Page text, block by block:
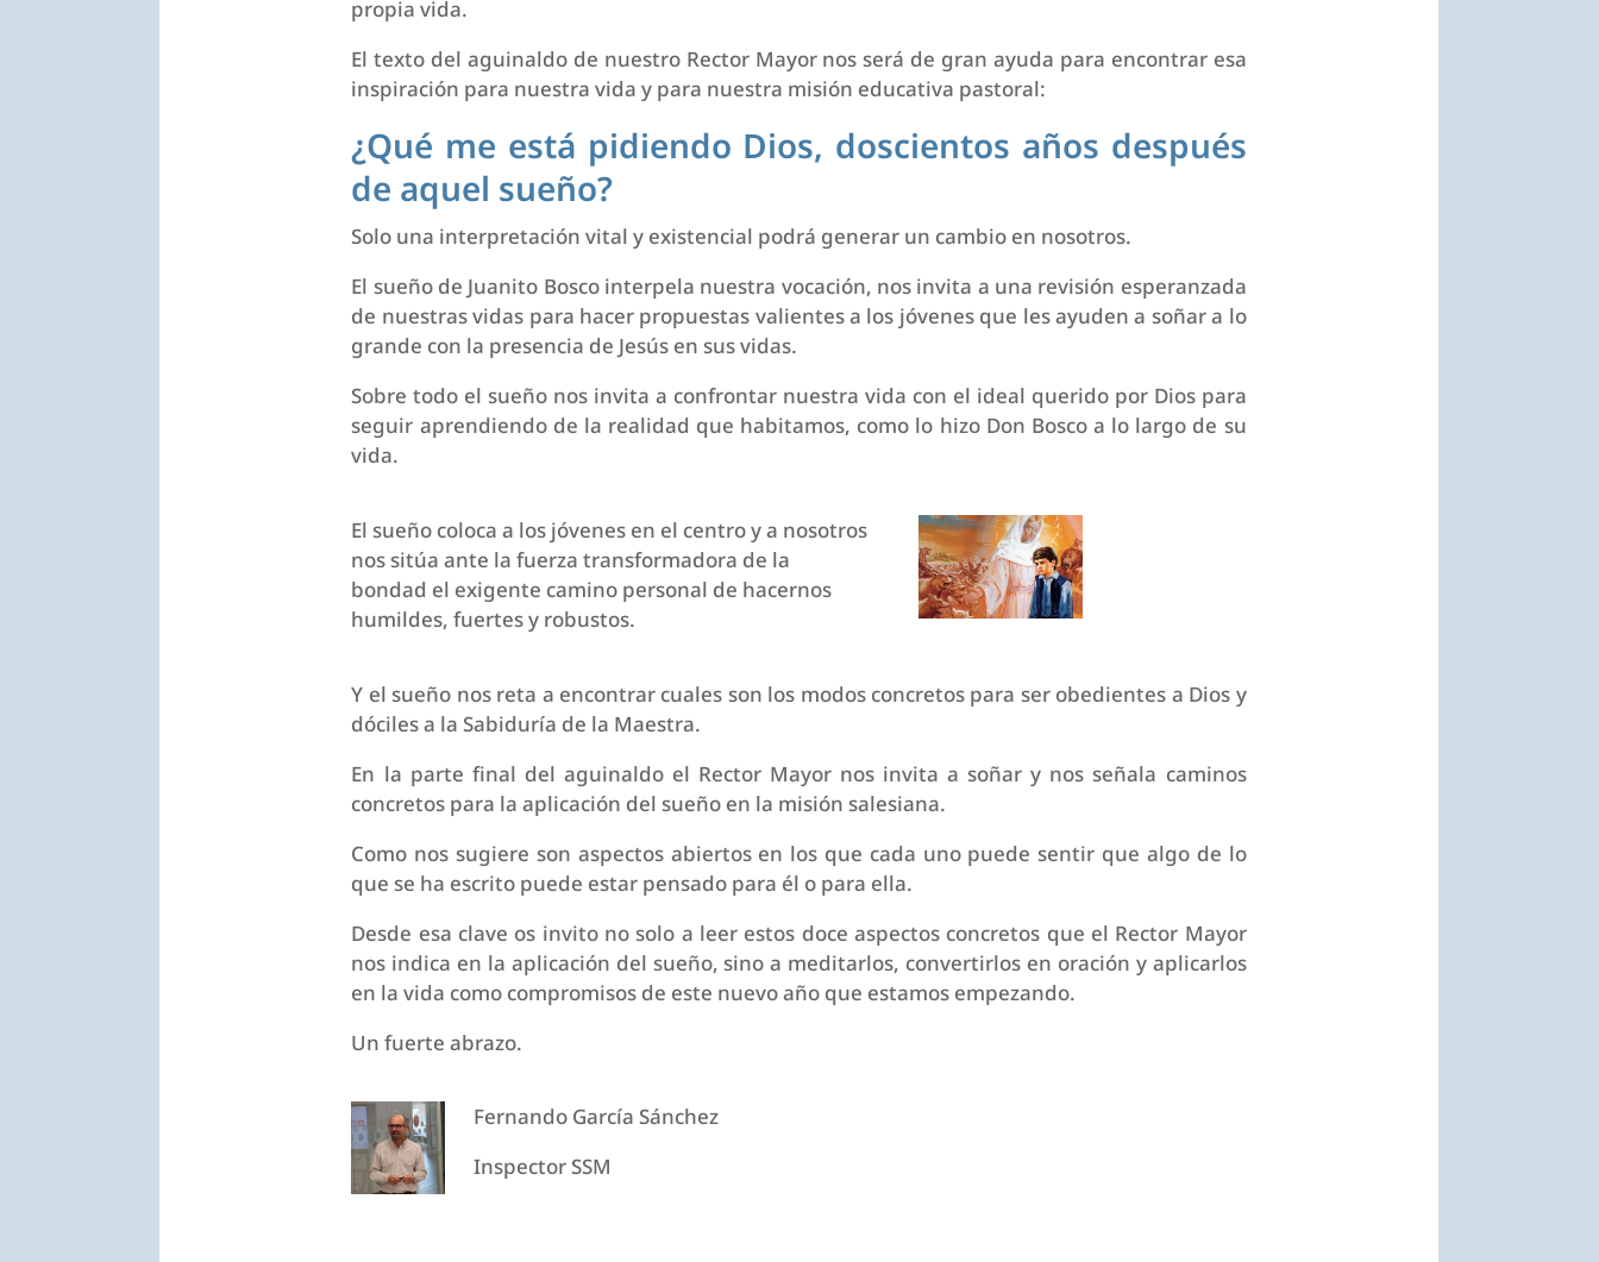
propia vida.
El texto del aguinaldo de nuestro Rector Mayor nos será de gran ayuda para encontrar esa
inspiración para nuestra vida y para nuestra misión educativa pastoral:
¿Qué me está pidiendo Dios, doscientos años después
de aquel sueño?
Solo una interpretación vital y existencial podrá generar un cambio en nosotros.
El sueño de Juanito Bosco interpela nuestra vocación, nos invita a una revisión esperanzada
de nuestras vidas para hacer propuestas valientes a los jóvenes que les ayuden a soñar a lo
grande con la presencia de Jesús en sus vidas.
Sobre todo el sueño nos invita a confrontar nuestra vida con el ideal querido por Dios para
seguir aprendiendo de la realidad que habitamos, como lo hizo Don Bosco a lo largo de su
vida.
El sueño coloca a los jóvenes en el centro y a nosotros
nos sitúa ante la fuerza transformadora de la
bondad el exigente camino personal de hacernos
humildes, fuertes y robustos.
Y el sueño nos reta a encontrar cuales son los modos concretos para ser obedientes a Dios y
dóciles a la Sabiduría de la Maestra.
En la parte final del aguinaldo el Rector Mayor nos invita a soñar y nos señala caminos
concretos para la aplicación del sueño en la misión salesiana.
Como nos sugiere son aspectos abiertos en los que cada uno puede sentir que algo de lo
que se ha escrito puede estar pensado para él o para ella.
Desde esa clave os invito no solo a leer estos doce aspectos concretos que el Rector Mayor
nos indica en la aplicación del sueño, sino a meditarlos, convertirlos en oración y aplicarlos
en la vida como compromisos de este nuevo año que estamos empezando.
Un fuerte abrazo.
Fernando García Sánchez
Inspector SSM